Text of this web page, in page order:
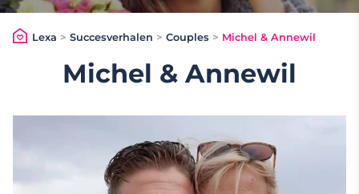
Lexa > Succesverhalen > Couples > Michel & Annewil
Michel & Annewil